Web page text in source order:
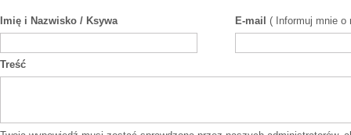
Imię i Nazwisko / Ksywa E-mail ( Informuj mnie o
Treść